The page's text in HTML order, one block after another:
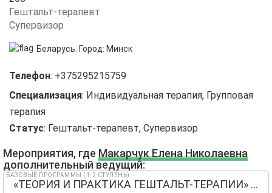
Гештальт-терапевт
Супервизор
Беларусь. Город: Минск
Телефон: +375295215759
Специализация: Индивидуальная терапия, Групповая
терапия
Статус: Гештальт-терапевт, Супервизор
Мероприятия, где Макарчук Елена Николаевна
дополнительный ведущий:
«ТЕОРИЯ И ПРАКТИКА ГЕШТАЛЬТ-ТЕРАПИИ» 2 ступени
БАЗОВЫЕ ПРОГРАММЫ (1-2 СТУПЕНЬ)